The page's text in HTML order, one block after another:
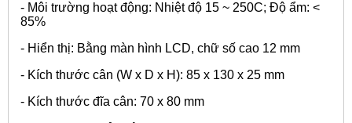
- Môi trường hoạt động: Nhiệt độ 15 ~ 250C; Độ ẩm: <
85%
- Hiển thị: Bằng màn hình LCD, chữ số cao 12 mm
- Kích thước cân (W x D x H): 85 x 130 x 25 mm
- Kích thước đĩa cân: 70 x 80 mm